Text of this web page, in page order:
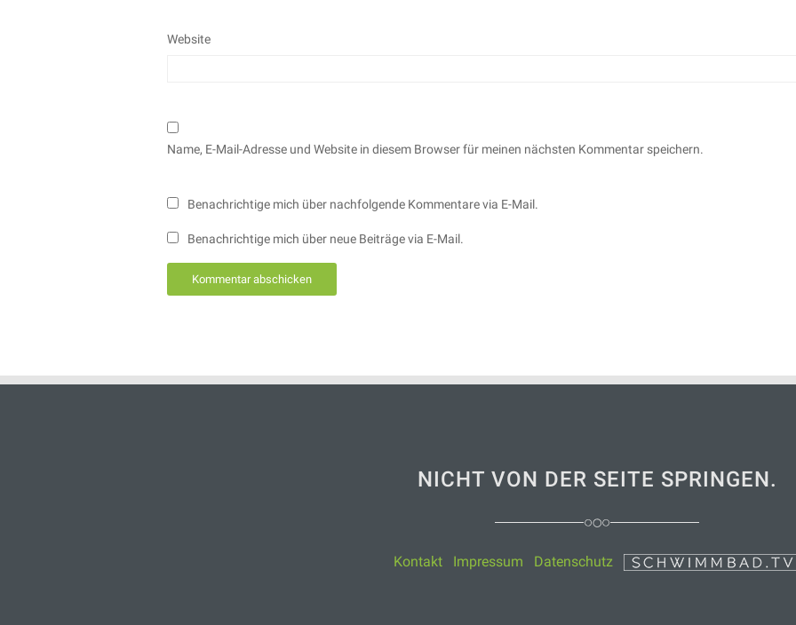
Website
Name, E-Mail-Adresse und Website in diesem Browser für meinen nächsten Kommentar speichern.
Benachrichtige mich über nachfolgende Kommentare via E-Mail.
Benachrichtige mich über neue Beiträge via E-Mail.
NICHT VON DER SEITE SPRINGEN.
Kontakt Impressum Datenschutz